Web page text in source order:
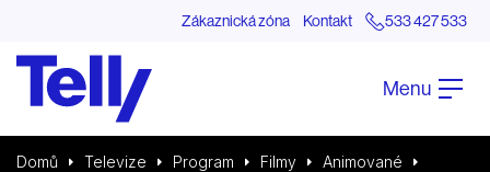
Zákaznická zóna Kontakt 533 427 533
Menu
Domů Televize Program Filmy
Animované